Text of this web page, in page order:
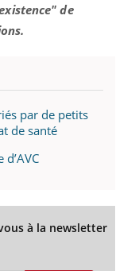
de
par de petits
de santé
à la newsletter